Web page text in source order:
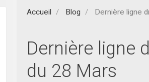
Accueil Blog Dernière ligne
Dernière ligne
du 28 Mars